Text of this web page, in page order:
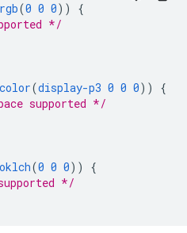
rgb(0 0 0))
{
*/
color(display-p3 0 0 0))
{
supported */
oklch(0 0 0))
{
*/